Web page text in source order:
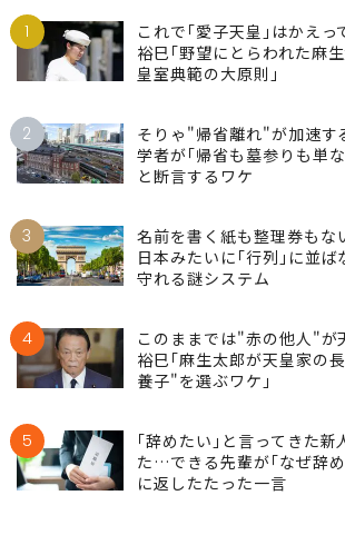
1
これで｢愛子天皇｣はかえ
裕巳｢野望にとらわれた麻
皇室典範の大原則｣
2
そりゃ"帰省離れ"が加速
学者が｢帰省も墓参りも単
と断言するワケ
3
名前を書く紙も整理券も
日本みたいに｢行列｣に並ば
守れる謎システム
4
このままでは"赤の他人"
裕巳｢麻生太郎が天皇家の
養子"を選ぶワケ｣
5
｢辞めたい｣と言ってきた新
た…できる先輩が｢なぜ辞
に返したたった一言